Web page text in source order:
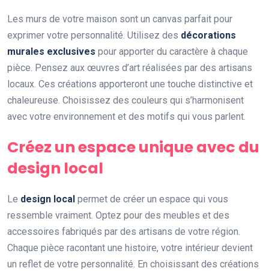
Les murs de votre maison sont un canvas parfait pour
exprimer votre personnalité. Utilisez des décorations
murales exclusives pour apporter du caractère à chaque
pièce. Pensez aux œuvres d’art réalisées par des artisans
locaux. Ces créations apporteront une touche distinctive et
chaleureuse. Choisissez des couleurs qui s’harmonisent
avec votre environnement et des motifs qui vous parlent.
Créez un espace unique avec du
design local
Le design local permet de créer un espace qui vous
ressemble vraiment. Optez pour des meubles et des
accessoires fabriqués par des artisans de votre région.
Chaque pièce racontant une histoire, votre intérieur devient
un reflet de votre personnalité. En choisissant des créations